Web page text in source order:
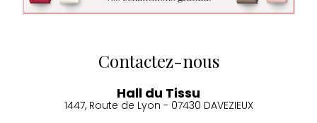
Contactez-nous
Hall du Tissu
1447, Route de Lyon - 07430 DAVEZIEUX